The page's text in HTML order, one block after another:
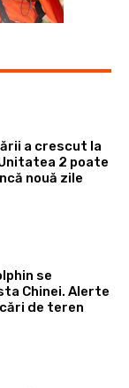
a crescut la
2 poate
nouă zile
se
Chinei. Alerte
de teren